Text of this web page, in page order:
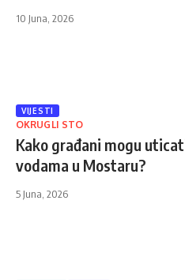
10 Juna, 2026
VIJESTI
OKRUGLI STO
Kako građani mogu
vodama u Mostaru?
5 Juna, 2026